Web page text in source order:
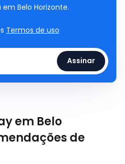
Belo Horizonte.
Termos de uso
Assinar
em Belo
de